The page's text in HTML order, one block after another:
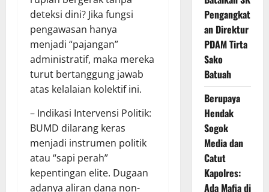
deteksi dini? Jika fungsi
pengawasan hanya
menjadi “pajangan”
administratif, maka mereka
turut bertanggung jawab
atas kelalaian kolektif ini.
– Indikasi Intervensi Politik:
BUMD dilarang keras
menjadi instrumen politik
atau “sapi perah”
kepentingan elite. Dugaan
adanya aliran dana non-
Pengangkat
an Direktur
PDAM Tirta
Sako
Batuah
Berupaya
Hendak
Sogok
Media dan
Catut
Kapolres:
Ada Mafia di